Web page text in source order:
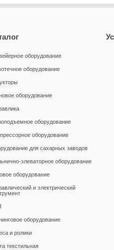
оборудование
оборудование
оборудование
оборудование
оборудование
для сахарных заводов
элеваторное оборудование
оборудование
и электрический
оборудование
и ролики
текстильная